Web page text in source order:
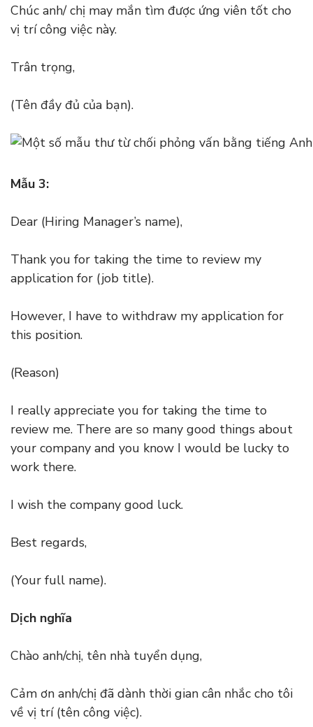
Chúc anh/ chị may mắn tìm được ứng viên tốt cho
vị trí công việc này.
Trân trọng,
(Tên đầy đủ của bạn).
Mẫu 3:
Dear (Hiring Manager’s name),
Thank you for taking the time to review my
application for (job title).
However, I have to withdraw my application for
this position.
(Reason)
I really appreciate you for taking the time to
review me. There are so many good things about
your company and you know I would be lucky to
work there.
I wish the company good luck.
Best regards,
(Your full name).
Dịch nghĩa
Chào anh/chị, tên nhà tuyển dụng,
Cảm ơn anh/chị đã dành thời gian cân nhắc cho tôi
về vị trí (tên công việc).